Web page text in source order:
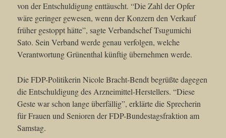
von der Entschuldigung enttäuscht. “Die Zahl der Opfer
wäre geringer gewesen, wenn der Konzern den Verkauf
früher gestoppt hätte”, sagte Verbandschef Tsugumichi
Sato. Sein Verband werde genau verfolgen, welche
Verantwortung Grünenthal künftig übernehmen werde.
Die FDP-Politikerin Nicole Bracht-Bendt begrüßte dagegen
die Entschuldigung des Arzneimittel-Herstellers. “Diese
Geste war schon lange überfällig”, erklärte die Sprecherin
für Frauen und Senioren der FDP-Bundestagsfraktion am
Samstag.